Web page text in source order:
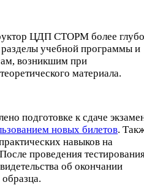
ЦДП СТОРМ более
учебной программы и
возникшим при
материала.
подготовке к сдаче
новых билетов.
навыков на
проведения
об окончании